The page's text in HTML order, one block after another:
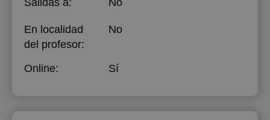
Salidas a: No
En localidad
del profesor:
No
Online: Sí